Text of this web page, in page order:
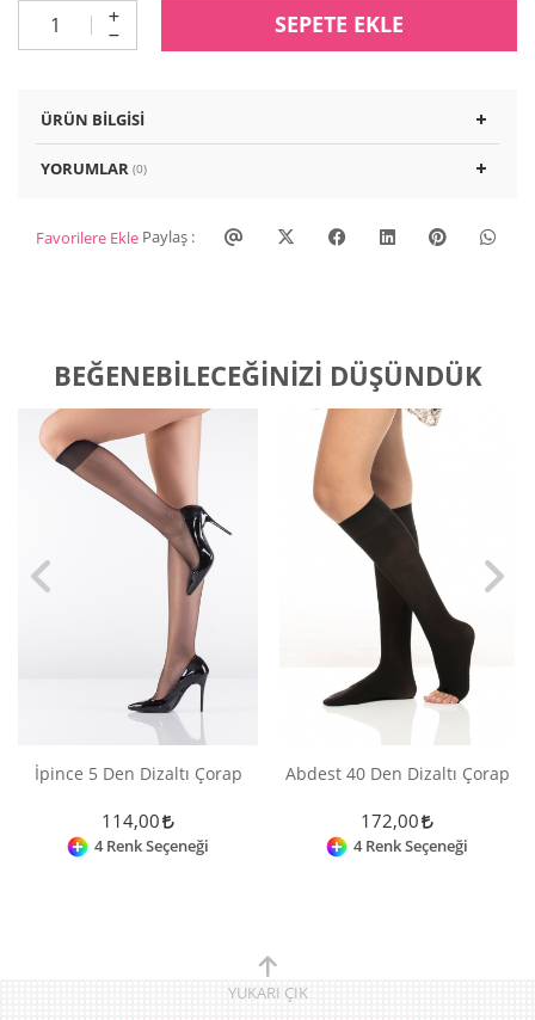
SEPETE EKLE
ÜRÜN BILGISI
YORUMLAR (0)
Favorilere Ekle Paylaş :
BEĞENEBILECEĞINIZI DÜŞÜNDÜK
İpince 5 Den Dizaltı Çorap
114,00
4 Renk Seçeneği
Abdest 40 Den Dizaltı Çorap
172,00
4 Renk Seçeneği
YUKARI ÇIK